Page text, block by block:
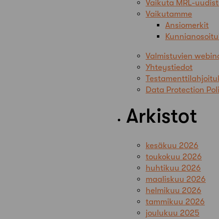
Vaikuta MRL-
Vaikutamme
Ansiomerkit
Valmistuvien
Yhteystiedot
Data Protection
Arkistot
kesäkuu 2026
toukokuu 2026
huhtikuu 2026
maaliskuu 2026
helmikuu 2026
tammikuu 2026
joulukuu 2025